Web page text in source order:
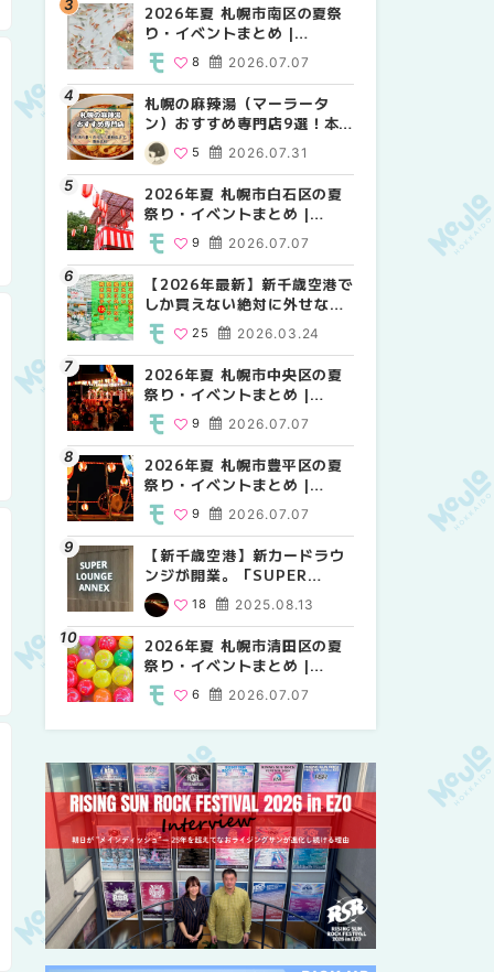
2026年夏 札幌市南区の夏祭
り・イベントまとめ |
MouLa HOKKAIDO
2026.07.07
8
札幌の麻辣湯（マーラータ
ン）おすすめ専門店9選！本
場の量り売りから最新店まで
徹底比較 | MouLa
HOKKAIDO
2026.07.31
5
2026年夏 札幌市白石区の夏
祭り・イベントまとめ |
MouLa HOKKAIDO
2026.07.07
9
【2026年最新】新千歳空港で
しか買えない絶対に外せない
限定スイーツ・焼き菓子18選
| MouLa HOKKAIDO
2026.03.24
25
2026年夏 札幌市中央区の夏
祭り・イベントまとめ |
MouLa HOKKAIDO
2026.07.07
9
2026年夏 札幌市豊平区の夏
祭り・イベントまとめ |
MouLa HOKKAIDO
2026.07.07
9
【新千歳空港】新カードラウ
ンジが開業。「SUPER
LOUNGE ANNEX（スーパー
ラウンジアネックス）」をご
紹介！！ | MouLa
HOKKAIDO
2025.08.13
18
2026年夏 札幌市清田区の夏
祭り・イベントまとめ |
MouLa HOKKAIDO
2026.07.07
6
2026年夏 札幌市北区の夏祭
り・イベントまとめ |
9
2026年夏 札幌市手稲区の夏
祭り・イベントまとめ |
10
2026年夏 札幌市白石区の夏
祭り・イベントまとめ |
9
2026年夏 札幌市南区の夏祭
り・イベントまとめ |
8
2026年夏 札幌市清田区の夏
祭り・イベントまとめ |
6
2026年夏 札幌市豊平区の夏
祭り・イベントまとめ |
9
2026年夏 札幌市中央区の夏
祭り・イベントまとめ |
9
2026年夏 恵庭市・千歳市の
夏祭り・イベントまとめ |
9
2026年夏 札幌市西区の夏祭
り・イベントまとめ |
12
2026年夏 札幌市白石区の夏
祭り・イベントまとめ |
9
2026年夏 札幌市手稲区の夏
祭り・イベントまとめ |
10
2026年夏 札幌市清田区の夏
祭り・イベントまとめ |
6
札幌の麻辣湯（マーラータ
ン）おすすめ専門店6選！本
徹底比較 | MouLa
HOKKAIDO
5
【2026年最新】新千歳空港で
しか買えない絶対に外せない
限定スイーツ・焼き菓子18選
| MouLa HOKKAIDO
25
【新千歳空港】新カードラウ
ンジが開業。「SUPER
ラウンジアネックス）」をご
紹介！！ | MouLa
HOKKAIDO
18
2026年夏 札幌市豊平区の夏
祭り・イベントまとめ |
9